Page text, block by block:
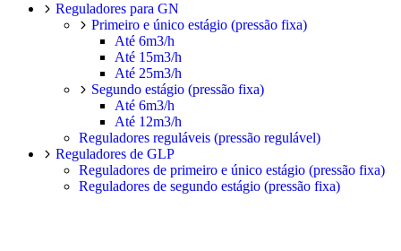
Reguladores para GN
Primeiro e único estágio (pressão fixa)
Até 6m3/h
Até 15m3/h
Até 25m3/h
Segundo estágio (pressão fixa)
Até 6m3/h
Até 12m3/h
Reguladores reguláveis (pressão regulável)
Reguladores de GLP
Reguladores de primeiro e único estágio (pressão fixa)
Reguladores de segundo estágio (pressão fixa)